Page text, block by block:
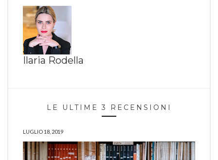
Ilaria Rodella
LE ULTIME 3 RECENSIONI
LUGLIO 18, 2019